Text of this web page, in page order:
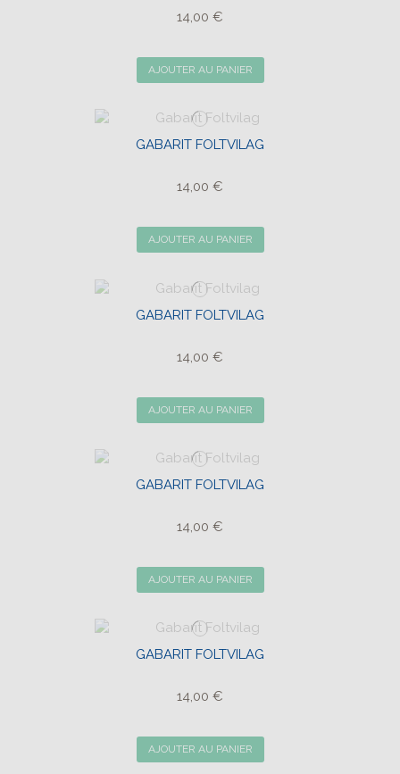
14,00 €
AJOUTER AU PANIER
GABARIT FOLTVILAG
14,00 €
AJOUTER AU PANIER
GABARIT FOLTVILAG
14,00 €
AJOUTER AU PANIER
GABARIT FOLTVILAG
14,00 €
AJOUTER AU PANIER
GABARIT FOLTVILAG
14,00 €
AJOUTER AU PANIER